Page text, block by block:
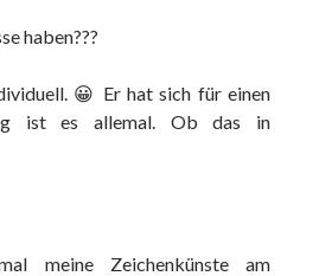
haben???
😀 Er hat sich für einen
ist es allemal. Ob das in
meine Zeichenkünste am